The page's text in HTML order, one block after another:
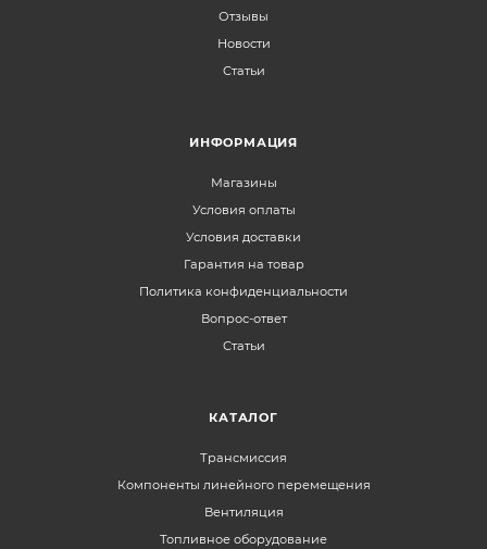
Отзывы
Новости
Статьи
ИНФОРМАЦИЯ
Магазины
Условия оплаты
Условия доставки
Гарантия на товар
Политика конфиденциальности
Вопрос-ответ
Статьи
КАТАЛОГ
Трансмиссия
Компоненты линейного перемещения
Вентиляция
Топливное оборудование